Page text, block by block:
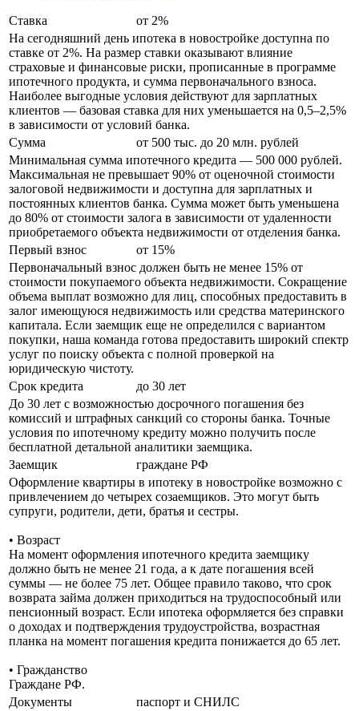
Ставка
от 2%
На сегодняшний день ипотека в новостройке доступна по
ставке от 2%. На размер ставки оказывают влияние
страховые и финансовые риски, прописанные в программе
ипотечного продукта, и сумма первоначального взноса.
Наиболее выгодные условия действуют для зарплатных
клиентов — базовая ставка для них уменьшается на 0,5–2,5%
в зависимости от условий банка.
Сумма
от 500 тыс. до 20 млн. рублей
Минимальная сумма ипотечного кредита — 500 000 рублей.
Максимальная не превышает 90% от оценочной стоимости
залоговой недвижимости и доступна для зарплатных и
постоянных клиентов банка. Сумма может быть уменьшена
до 80% от стоимости залога в зависимости от удаленности
приобретаемого объекта недвижимости от отделения банка.
Первый взнос
от 15%
Первоначальный взнос должен быть не менее 15% от
стоимости покупаемого объекта недвижимости. Сокращение
объема выплат возможно для лиц, способных предоставить в
залог имеющуюся недвижимость или средства материнского
капитала. Если заемщик еще не определился с вариантом
покупки, наша команда готова предоставить широкий спектр
услуг по поиску объекта с полной проверкой на
юридическую чистоту.
Срок кредита
до 30 лет
До 30 лет с возможностью досрочного погашения без
комиссий и штрафных санкций со стороны банка. Точные
условия по ипотечному кредиту можно получить после
бесплатной детальной аналитики заемщика.
Заемщик
граждане РФ
Оформление квартиры в ипотеку в новостройке возможно с
привлечением до четырех созаемщиков. Это могут быть
супруги, родители, дети, братья и сестры.
• Возраст
На момент оформления ипотечного кредита заемщику
должно быть не менее 21 года, а к дате погашения всей
суммы — не более 75 лет. Общее правило таково, что срок
возврата займа должен приходиться на трудоспособный или
пенсионный возраст. Если ипотека оформляется без справки
о доходах и подтверждения трудоустройства, возрастная
планка на момент погашения кредита понижается до 65 лет.
• Гражданство
Граждане РФ.
Документы
паспорт и СНИЛС